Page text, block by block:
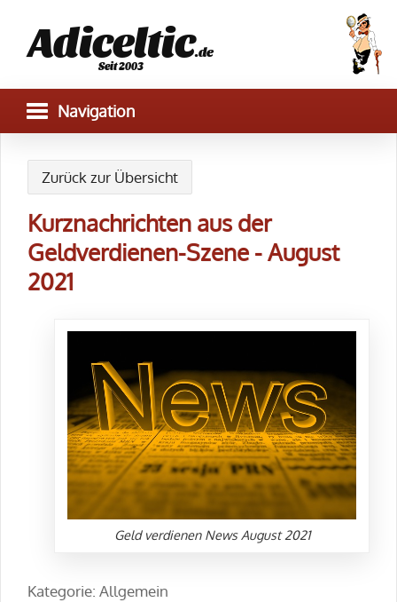
Adiceltic.de
Seit 2003
Zurück zur Übersicht
Kurznachrichten aus der
Geldverdienen-Szene - August
2021
Geld verdienen News August 2021
Kategorie: Allgemein